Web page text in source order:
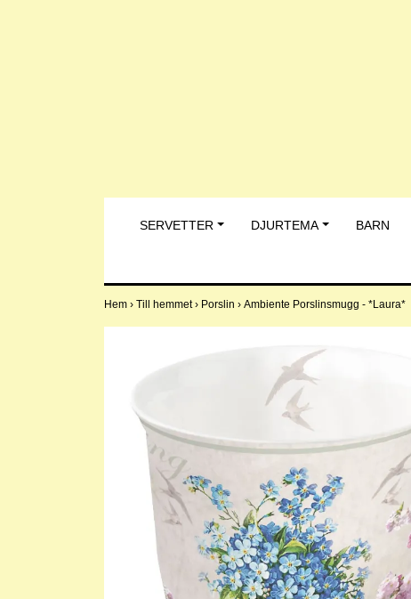
SERVETTER DJURTEMA BARN
Hem › Till hemmet› Porslin › Ambiente Porslinsmugg - *Laura*